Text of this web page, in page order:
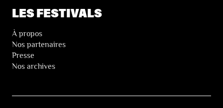
LES FESTIVALS
À propos
Nos partenaires
Presse
Nos archives